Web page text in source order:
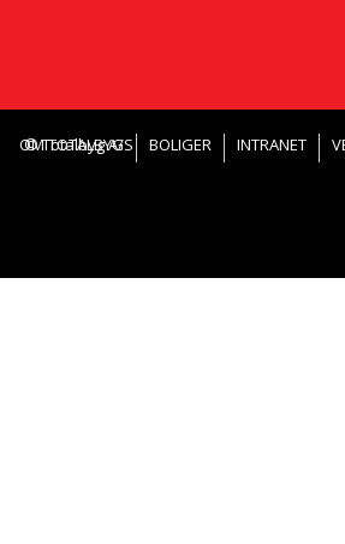
© Totalbyg A/S
OM TOTALBYG BOLIGER INTRANET